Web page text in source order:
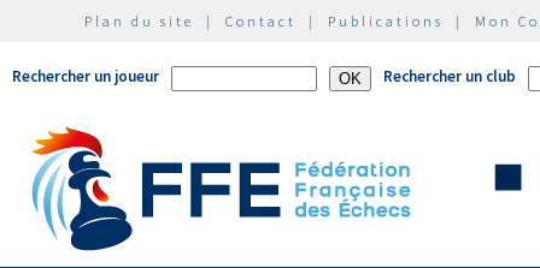
Plan du site | Contact | Publications | Mon
Rechercher un joueur Rechercher un club